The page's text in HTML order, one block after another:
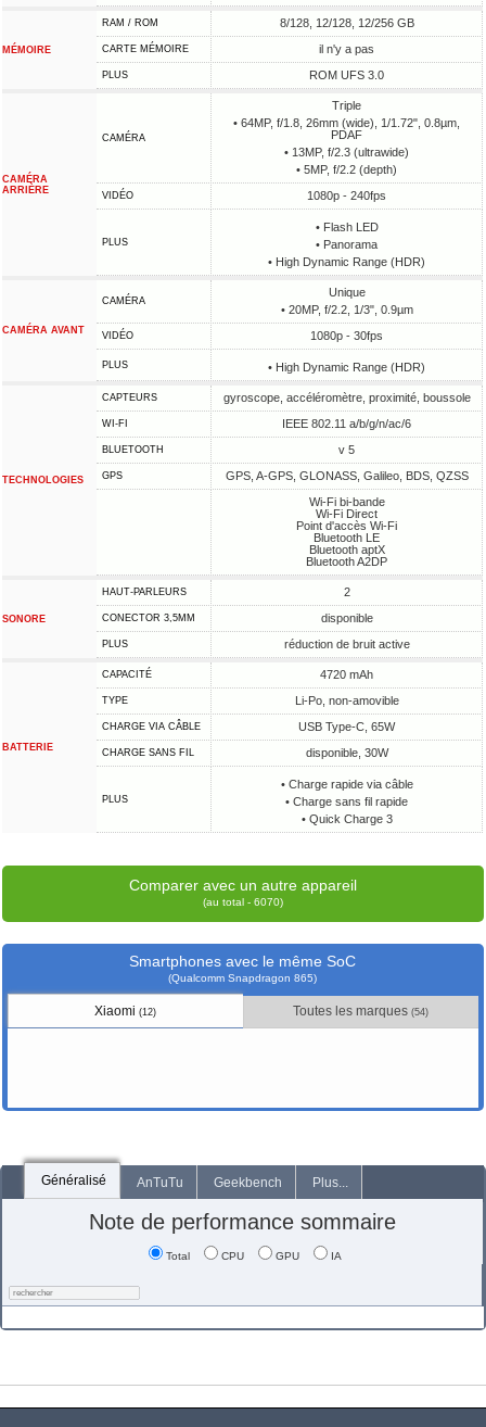
MÉMOIRE
RAM / ROM 8/128, 12/128, 12/256 GB
CARTE MÉMOIRE il n'y a pas
PLUS ROM UFS 3.0
CAMÉRA
ARRIÈRE
CAMÉRA
Triple
• 64MP, f/1.8, 26mm (wide), 1/1.72", 0.8µm,
PDAF
• 13MP, f/2.3 (ultrawide)
• 5MP, f/2.2 (depth)
VIDÉO 1080p - 240fps
PLUS
• Flash LED
• Panorama
• High Dynamic Range (HDR)
CAMÉRA AVANT
CAMÉRA
Unique
• 20MP, f/2.2, 1/3", 0.9µm
VIDÉO 1080p - 30fps
PLUS • High Dynamic Range (HDR)
TECHNOLOGIES
CAPTEURS gyroscope, accéléromètre, proximité, boussole
WI-FI IEEE 802.11 a/b/g/n/ac/6
BLUETOOTH v 5
GPS
GPS, A-GPS, GLONASS, Galileo, BDS, QZSS
Wi-Fi bi-bande
Wi-Fi Direct
Point d'accès Wi-Fi
Bluetooth LE
Bluetooth aptX
Bluetooth A2DP
SONORE
HAUT-PARLEURS 2
CONECTOR 3,5MM disponible
PLUS réduction de bruit active
BATTERIE
CAPACITÉ 4720 mAh
TYPE Li-Po, non-amovible
CHARGE VIA CÂBLE USB Type-C, 65W
CHARGE SANS FIL disponible, 30W
PLUS
• Charge rapide via câble
• Charge sans fil rapide
• Quick Charge 3
Comparer avec un autre appareil
(au total - 6070)
Smartphones avec le même SoC
(Qualcomm Snapdragon 865)
Xiaomi(12) Toutes les marques(54)
Généralisé AnTuTu Geekbench Plus...
Note de performance sommaire
Total CPU GPU IA